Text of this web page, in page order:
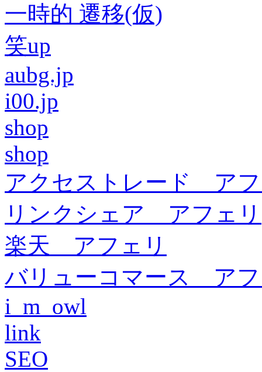
一時的 遷移(仮)
笑up
aubg.jp
i00.jp
shop
shop
アクセストレード ア
リンクシェア アフェリ
楽天 アフェリ
バリューコマース ア
i_m_owl
link
SEO